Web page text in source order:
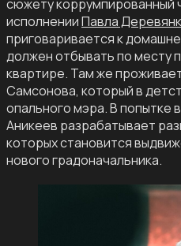
сюжету коррумпированный
исполненииПавла
приговаривается к
должен отбывать по месту
квартире. Там же
Самсонова, который в
опального мэра. В попытке
Аникеев разрабатывает
которых становится
нового градоначальника.